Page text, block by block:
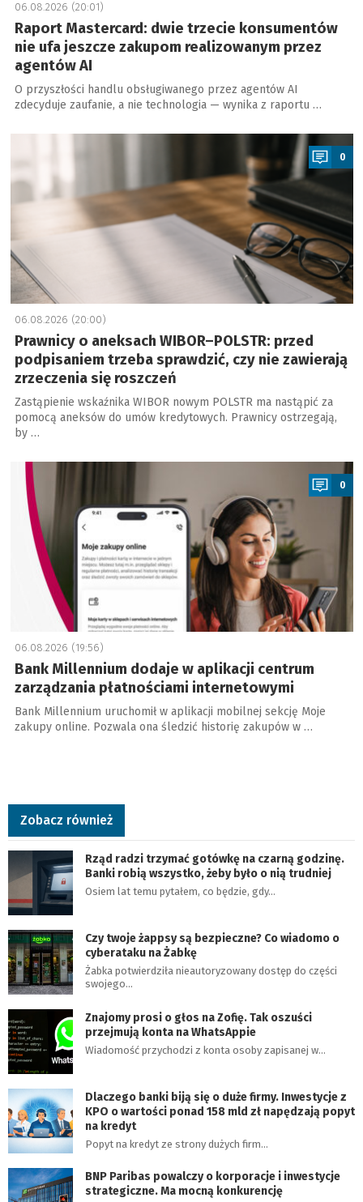
06.08.2026 (20:01)
Raport Mastercard: dwie trzecie konsumentów
nie ufa jeszcze zakupom realizowanym przez
agentów AI
O przyszłości handlu obsługiwanego przez agentów AI
zdecyduje zaufanie, a nie technologia — wynika z raportu …
a
0
06.08.2026 (20:00)
Prawnicy o aneksach WIBOR–POLSTR: przed
podpisaniem trzeba sprawdzić, czy nie zawierają
zrzeczenia się roszczeń
Zastąpienie wskaźnika WIBOR nowym POLSTR ma nastąpić za
pomocą aneksów do umów kredytowych. Prawnicy ostrzegają,
by …
0
06.08.2026 (19:56)
Bank Millennium dodaje w aplikacji centrum
zarządzania płatnościami internetowymi
Bank Millennium uruchomił w aplikacji mobilnej sekcję Moje
zakupy online. Pozwala ona śledzić historię zakupów w …
Zobacz również
Rząd radzi trzymać gotówkę na czarną godzinę.
Banki robią wszystko, żeby było o nią trudniej
Osiem lat temu pytałem, co będzie, gdy…
Czy twoje żappsy są bezpieczne? Co wiadomo o
cyberataku na Żabkę
Żabka potwierdziła nieautoryzowany dostęp do części
swojego…
Znajomy prosi o głos na Zofię. Tak oszuści
przejmują konta na WhatsAppie
Wiadomość przychodzi z konta osoby zapisanej w…
Dlaczego banki biją się o duże firmy. Inwestycje z
KPO o wartości ponad 158 mld zł napędzają popyt
na kredyt
Popyt na kredyt ze strony dużych firm…
BNP Paribas powalczy o korporacje i inwestycje
strategiczne. Ma mocną konkurencję